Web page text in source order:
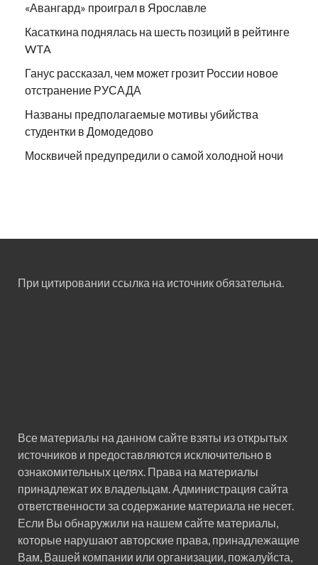
«Авангард» проиграл в Ярославле
Касаткина поднялась на шесть позиций в рейтинге
WTA
Ганус рассказал, чем может грозит России новое
отстранение РУСАДА
Названы предполагаемые мотивы убийства
студентки в Домодедово
Москвичей предупредили о самой холодной ночи
При цитировании ссылка на источник обязательна.
Все материалы на данном сайте взяты из открытых
источников и предоставляются исключительно в
ознакомительных целях. Права на материалы
принадлежат их владельцам. Администрация сайта
ответственности за содержание материала не несет.
Если Вы обнаружили на нашем сайте материалы,
которые нарушают авторские права, принадлежащие
Вам, Вашей компании или организации, пожалуйста,